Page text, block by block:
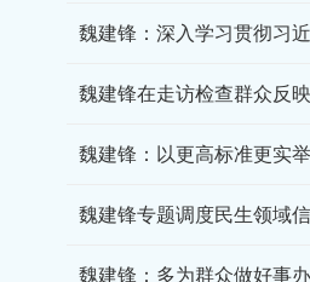
魏建锋：以更高标准更实
魏建锋：多为群众做好事